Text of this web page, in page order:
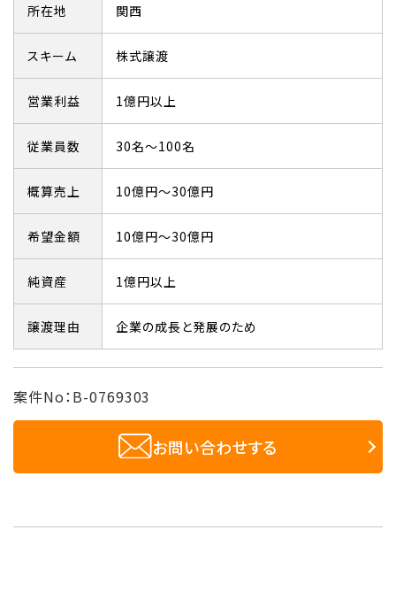
所在地 関西
スキーム 株式譲渡
営業利益 1億円以上
従業員数 30名～100名
概算売上 10億円～30億円
希望金額 10億円～30億円
純資産 1億円以上
譲渡理由 企業の成長と発展のため
案件No：B-0769303
お問い合わせする